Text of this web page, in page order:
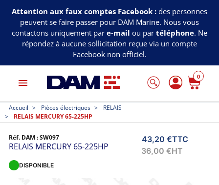
Attention aux faux comptes Facebook : des personnes
peuvent se faire passer pour DAM Marine. Nous vous
contactons uniquement par e-mail ou par téléphone. Ne
répondez à aucune sollicitation reçue via un compte
Facebook non officiel.
menu
0
Accueil Pièces électriques
RELAIS
RELAIS MERCURY 65-225HP
Réf. DAM :SW097
RELAIS MERCURY 65-225HP
43,20 €TTC
36,00 €HT
DISPONIBLE